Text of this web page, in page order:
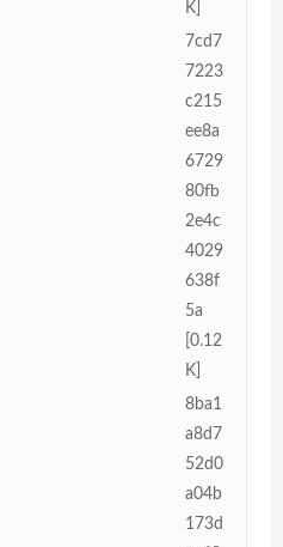
K]
7cd7
7223
c215
ee8a
6729
80fb
2e4c
4029
638f
5a
[0.12
K]
8ba1
a8d7
52d0
a04b
173d